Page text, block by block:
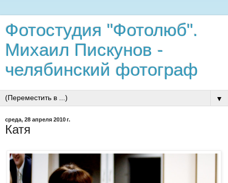
Фотостудия "Фотолюб".
Михаил Пискунов -
челябинский фотограф
▼
среда, 28 апреля 2010 г.
Катя